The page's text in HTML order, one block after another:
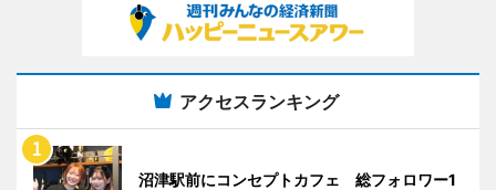
アクセスランキング
沼津駅前にコンセプトカフェ 総フォロワー1